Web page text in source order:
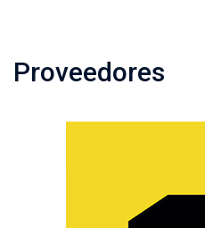
Proveedores